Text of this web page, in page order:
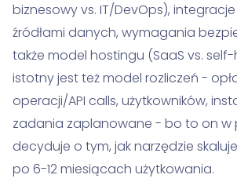
biznesowy vs. IT/DevOps), integracje
źródłami danych, wymagania
także model hostingu (SaaS vs.
istotny jest też model rozliczeń -
operacji/API calls, użytkowników,
zadania zaplanowane - bo to on w
decyduje o tym, jak narzędzie
po 6-12 miesiącach użytkowania.